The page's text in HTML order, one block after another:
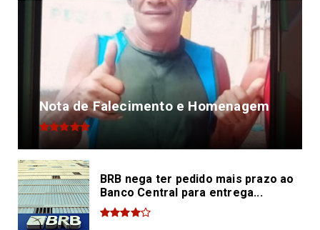
Nota de Falecimento e Homenagem
BRB nega ter pedido mais prazo ao
Banco Central para entrega...